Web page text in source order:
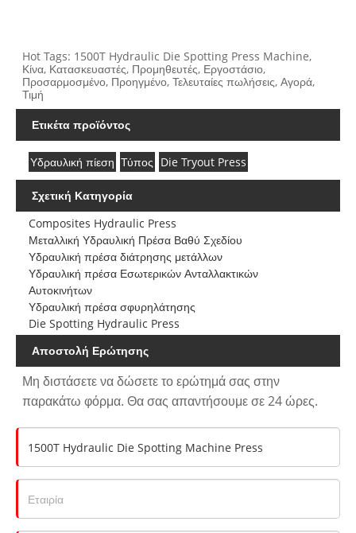
Hot Tags: 1500T Hydraulic Die Spotting Press Machine,
Κίνα, Κατασκευαστές, Προμηθευτές, Εργοστάσιο,
Προσαρμοσμένο, Προηγμένο, Τελευταίες πωλήσεις, Αγορά,
Τιμή
Ετικέτα προϊόντος
Υδραυλική πίεση Τύπος Die Tryout Press
Σχετική Κατηγορία
Composites Hydraulic Press
Μεταλλική Υδραυλική Πρέσα Βαθύ Σχεδίου
Υδραυλική πρέσα διάτρησης μετάλλων
Υδραυλική πρέσα Εσωτερικών Ανταλλακτικών
Αυτοκινήτων
Υδραυλική πρέσα σφυρηλάτησης
Die Spotting Hydraulic Press
Αποστολή Ερώτησης
Μη διστάσετε να δώσετε το ερώτημά σας στην
παρακάτω φόρμα. Θα σας απαντήσουμε σε 24 ώρες.